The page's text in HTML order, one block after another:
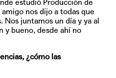
estudió Producción de
nos dijo a todas que
Nos juntamos un día y ya al
y bueno, desde ahí no
¿cómo las